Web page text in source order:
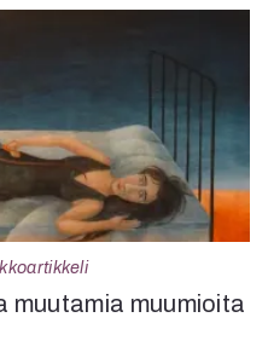
muutamia muumioita